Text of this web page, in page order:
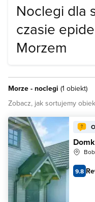
Noclegi dla
czasie
Morzem
Morze - noclegi (1 obiekt)
Zobacz, jak sortujemy
9.8